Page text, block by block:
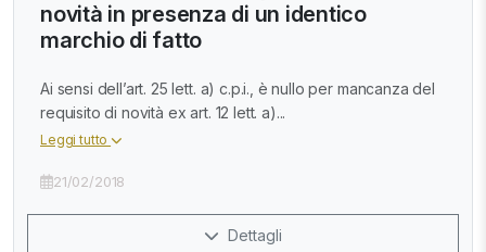
novità in presenza di un identico
marchio di fatto
Ai sensi dell’art. 25 lett. a) c.p.i., è nullo per mancanza del
requisito di novità ex art. 12 lett. a)...
Leggi tutto
21/02/2018
Dettagli